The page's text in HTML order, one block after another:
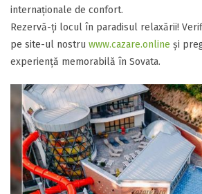
internaționale de confort.
​Rezervă-ți locul în paradisul relaxării!
pe site-ul nostru www.cazare.online și
experiență memorabilă în Sovata.